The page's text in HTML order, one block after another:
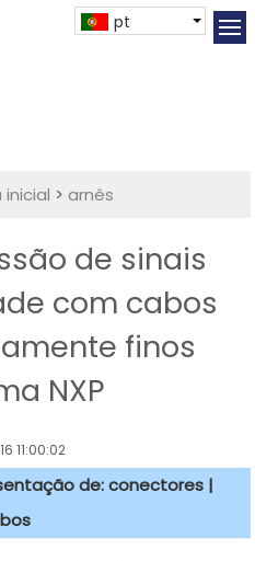
pt
inicial >arnês
de sinais
com cabos
finos
NXP
11:00:02
de: conectores |